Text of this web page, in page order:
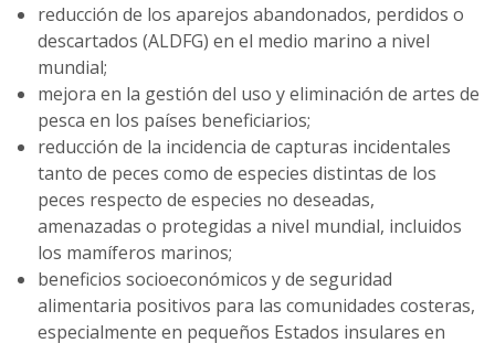
reducción de los aparejos abandonados, perdidos o
descartados (ALDFG) en el medio marino a nivel
mundial;
mejora en la gestión del uso y eliminación de artes de
pesca en los países beneficiarios;
reducción de la incidencia de capturas incidentales
tanto de peces como de especies distintas de los
peces respecto de especies no deseadas,
amenazadas o protegidas a nivel mundial, incluidos
los mamíferos marinos;
beneficios socioeconómicos y de seguridad
alimentaria positivos para las comunidades costeras,
especialmente en pequeños Estados insulares en